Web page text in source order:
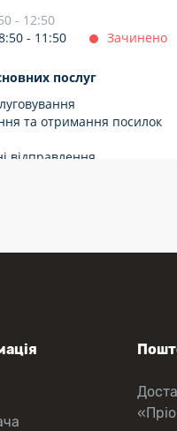
- 12:50
- 11:50
Зачинено
послуг
та отримання посилок
відправлення